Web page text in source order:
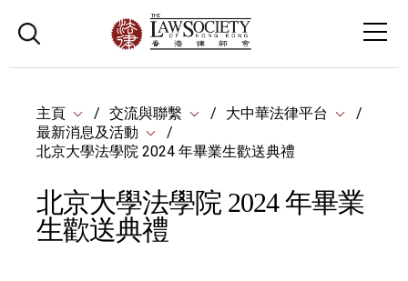
主頁 交流與聯繫
大中華法律平台
最新消息及活動
北京大學法學院 2024 年畢業生歡送典禮
北京大學法學院 2024 年畢業
生歡送典禮